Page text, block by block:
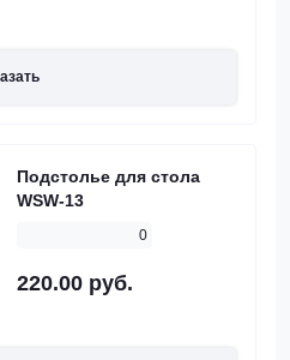
Подстолье для стола
WSW-13
0
220.00 руб.